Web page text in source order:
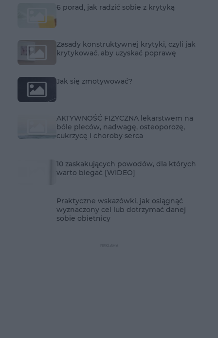
6 porad, jak radzić sobie z krytyką
Zasady konstruktywnej krytyki, czyli jak
krytykować, aby uzyskać poprawę
Jak się zmotywować?
AKTYWNOŚĆ FIZYCZNA lekarstwem na
bóle pleców, nadwagę, osteoporozę,
cukrzycę i choroby serca
10 zaskakujących powodów, dla których
warto biegać [WIDEO]
Praktyczne wskazówki, jak osiągnąć
wyznaczony cel lub dotrzymać danej
sobie obietnicy